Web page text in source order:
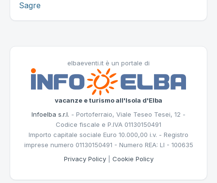
Sagre
elbaeventi.it è un portale di
vacanze e turismo all'Isola d'Elba
Infoelba s.r.l. - Portoferraio, Viale Teseo Tesei, 12 -
Codice fiscale e P.IVA 01130150491
Importo capitale sociale Euro 10.000,00 i.v. - Registro
imprese numero 01130150491 - Numero REA: LI - 100635
Privacy Policy| Cookie Policy